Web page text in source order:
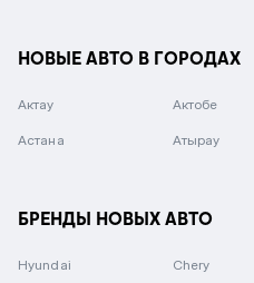
НОВЫЕ АВТО В ГОРОДАХ
Актау Актобе
Астана Атырау
БРЕНДЫ НОВЫХ АВТО
Hyundai Chery